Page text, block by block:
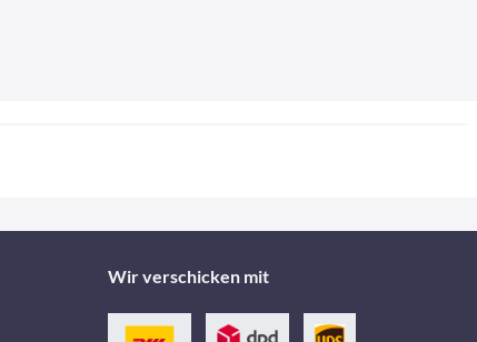
Wir verschicken mit